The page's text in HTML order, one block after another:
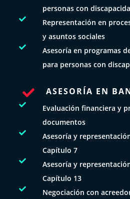
personas con

Representación en
y asuntos sociales

Asesoría en programas
para personas con
 ASESORÍA EN

Evaluación financiera y
documentos

Asesoría y
Capítulo 7

Asesoría y
Capítulo 13
 Negociación con